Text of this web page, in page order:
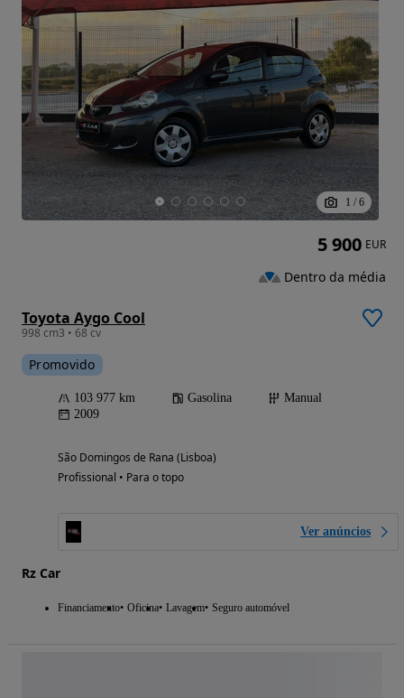
1 / 6
Toyota Aygo Cool
998 cm3 • 68 cv
Promovido
103 977 km Gasolina
Manual
2009
São Domingos de Rana (Lisboa)
Profissional • Para o topo
Ver anúncios
Rz Car
Financiamento Oficina Lavagem Seguro automóvel
5 900 EUR
Dentro da média